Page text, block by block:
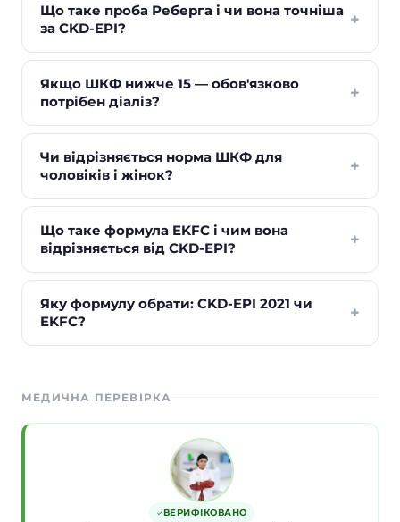
Що таке проба Реберга і чи вона точніша
за CKD-EPI?
+
Якщо ШКФ нижче 15 — обов'язково
потрібен діаліз?
+
Чи відрізняється норма ШКФ для
чоловіків і жінок?
+
Що таке формула EKFC і чим вона
відрізняється від CKD-EPI?
+
Яку формулу обрати: CKD-EPI 2021 чи
EKFC?
+
МЕДИЧНА ПЕРЕВІРКА
ВЕРИФІКОВАНО